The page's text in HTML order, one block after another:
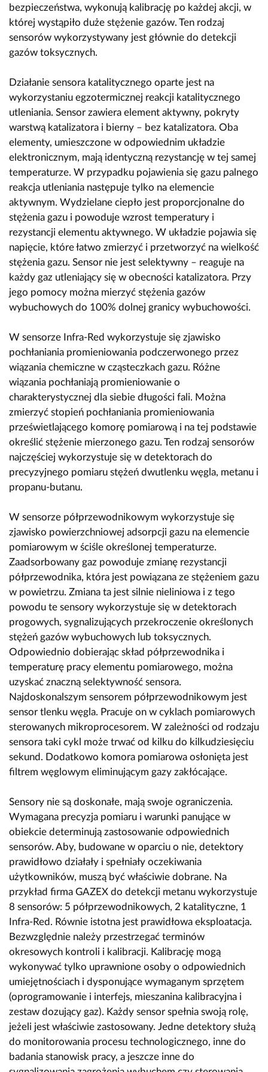
bezpieczeństwa, wykonują kalibrację po każdej akcji, w
której wystąpiło duże stężenie gazów. Ten rodzaj
sensorów wykorzystywany jest głównie do detekcji
gazów toksycznych.
Działanie sensora katalitycznego oparte jest na
wykorzystaniu egzotermicznej reakcji katalitycznego
utleniania. Sensor zawiera element aktywny, pokryty
warstwą katalizatora i bierny – bez katalizatora. Oba
elementy, umieszczone w odpowiednim układzie
elektronicznym, mają identyczną rezystancję w tej samej
temperaturze. W przypadku pojawienia się gazu palnego
reakcja utleniania następuje tylko na elemencie
aktywnym. Wydzielane ciepło jest proporcjonalne do
stężenia gazu i powoduje wzrost temperatury i
rezystancji elementu aktywnego. W układzie pojawia się
napięcie, które łatwo zmierzyć i przetworzyć na wielkość
stężenia gazu. Sensor nie jest selektywny – reaguje na
każdy gaz utleniający się w obecności katalizatora. Przy
jego pomocy można mierzyć stężenia gazów
wybuchowych do 100% dolnej granicy wybuchowości.
W sensorze Infra-Red wykorzystuje się zjawisko
pochłaniania promieniowania podczerwonego przez
wiązania chemiczne w cząsteczkach gazu. Różne
wiązania pochłaniają promieniowanie o
charakterystycznej dla siebie długości fali. Można
zmierzyć stopień pochłaniania promieniowania
prześwietlającego komorę pomiarową i na tej podstawie
określić stężenie mierzonego gazu. Ten rodzaj sensorów
najczęściej wykorzystuje się w detektorach do
precyzyjnego pomiaru stężeń dwutlenku węgla, metanu i
propanu-butanu.
W sensorze półprzewodnikowym wykorzystuje się
zjawisko powierzchniowej adsorpcji gazu na elemencie
pomiarowym w ściśle określonej temperaturze.
Zaadsorbowany gaz powoduje zmianę rezystancji
półprzewodnika, która jest powiązana ze stężeniem gazu
w powietrzu. Zmiana ta jest silnie nieliniowa i z tego
powodu te sensory wykorzystuje się w detektorach
progowych, sygnalizujących przekroczenie określonych
stężeń gazów wybuchowych lub toksycznych.
Odpowiednio dobierając skład półprzewodnika i
temperaturę pracy elementu pomiarowego, można
uzyskać znaczną selektywność sensora.
Najdoskonalszym sensorem półprzewodnikowym jest
sensor tlenku węgla. Pracuje on w cyklach pomiarowych
sterowanych mikroprocesorem. W zależności od rodzaju
sensora taki cykl może trwać od kilku do kilkudziesięciu
sekund. Dodatkowo komora pomiarowa osłonięta jest
filtrem węglowym eliminującym gazy zakłócające.
Sensory nie są doskonałe, mają swoje ograniczenia.
Wymagana precyzja pomiaru i warunki panujące w
obiekcie determinują zastosowanie odpowiednich
sensorów. Aby, budowane w oparciu o nie, detektory
prawidłowo działały i spełniały oczekiwania
użytkowników, muszą być właściwie dobrane. Na
przykład firma GAZEX do detekcji metanu wykorzystuje
8 sensorów: 5 półprzewodnikowych, 2 katalityczne, 1
Infra-Red. Równie istotna jest prawidłowa eksploatacja.
Bezwzględnie należy przestrzegać terminów
okresowych kontroli i kalibracji. Kalibrację mogą
wykonywać tylko uprawnione osoby o odpowiednich
umiejętnościach i dysponujące wymaganym sprzętem
(oprogramowanie i interfejs, mieszanina kalibracyjna i
zestaw dozujący gaz). Każdy sensor spełnia swoją rolę,
jeżeli jest właściwie zastosowany. Jedne detektory służą
do monitorowania procesu technologicznego, inne do
badania stanowisk pracy, a jeszcze inne do